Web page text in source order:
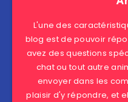
L'une des
blog est de pouvoir
avez des questions
chat ou tout autre
envoyer dans les
plaisir d'y répondre, et